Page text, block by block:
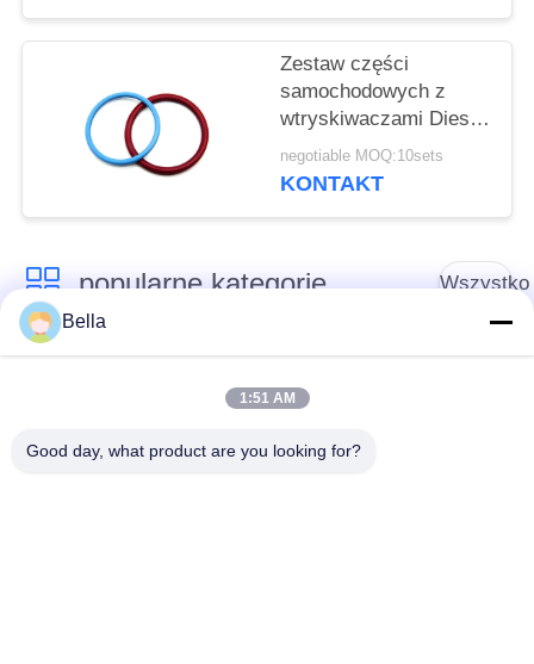
Zestaw części
samochodowych z
wtryskiwaczami Diesla
Zestaw napraw
wtryskiwania paliwa
negotiable MOQ:10sets
KONTAKT
popularne kategorie Wszystko
części Common Rail Dysza Common Rail
Common Rail
Common Rail
Bella
1:51 AM
Good day, what product are you looking for?